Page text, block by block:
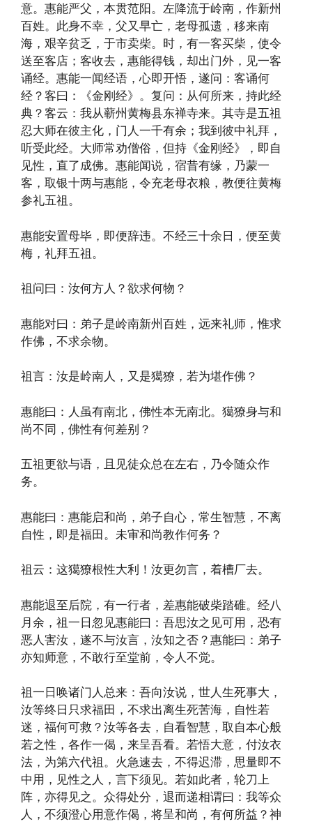
意。惠能严父，本贯范阳。左降流于岭南，作新州
百姓。此身不幸，父又早亡，老母孤遗，移来南
海，艰辛贫乏，于市卖柴。时，有一客买柴，使令
送至客店；客收去，惠能得钱，却出门外，见一客
诵经。惠能一闻经语，心即开悟，遂问：客诵何
经？客曰：《金刚经》。复问：从何所来，持此经
典？客云：我从蕲州黄梅县东禅寺来。其寺是五祖
忍大师在彼主化，门人一千有余；我到彼中礼拜，
听受此经。大师常劝僧俗，但持《金刚经》，即自
见性，直了成佛。惠能闻说，宿昔有缘，乃蒙一
客，取银十两与惠能，令充老母衣粮，教便往黄梅
参礼五祖。
惠能安置母毕，即便辞违。不经三十余日，便至黄
梅，礼拜五祖。
祖问曰：汝何方人？欲求何物？
惠能对曰：弟子是岭南新州百姓，远来礼师，惟求
作佛，不求余物。
祖言：汝是岭南人，又是獦獠，若为堪作佛？
惠能曰：人虽有南北，佛性本无南北。獦獠身与和
尚不同，佛性有何差别？
五祖更欲与语，且见徒众总在左右，乃令随众作
务。
惠能曰：惠能启和尚，弟子自心，常生智慧，不离
自性，即是福田。未审和尚教作何务？
祖云：这獦獠根性大利！汝更勿言，着槽厂去。
惠能退至后院，有一行者，差惠能破柴踏碓。经八
月余，祖一日忽见惠能曰：吾思汝之见可用，恐有
恶人害汝，遂不与汝言，汝知之否？惠能曰：弟子
亦知师意，不敢行至堂前，令人不觉。
祖一日唤诸门人总来：吾向汝说，世人生死事大，
汝等终日只求福田，不求出离生死苦海，自性若
迷，福何可救？汝等各去，自看智慧，取自本心般
若之性，各作一偈，来呈吾看。若悟大意，付汝衣
法，为第六代祖。火急速去，不得迟滞，思量即不
中用，见性之人，言下须见。若如此者，轮刀上
阵，亦得见之。众得处分，退而递相谓曰：我等众
人，不须澄心用意作偈，将呈和尚，有何所益？神